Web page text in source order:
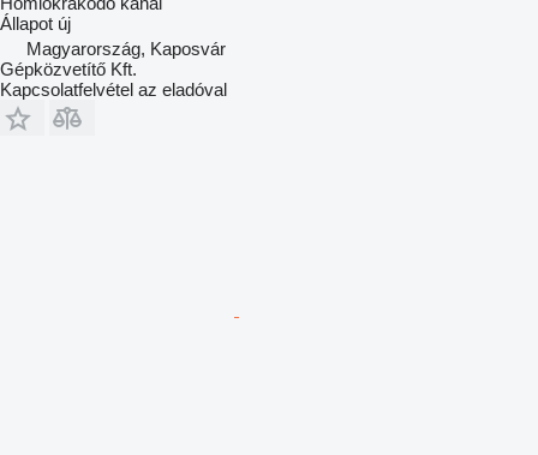
Állapot új
Magyarország, Kaposvár
Gépközvetítő Kft.
Kapcsolatfelvétel az eladóval